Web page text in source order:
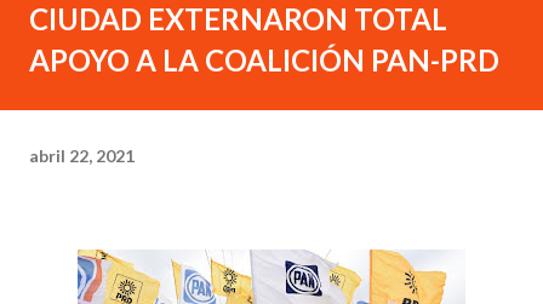
CIUDAD EXTERNARON TOTAL
APOYO A LA COALICIÓN PAN-PRD
abril 22, 2021